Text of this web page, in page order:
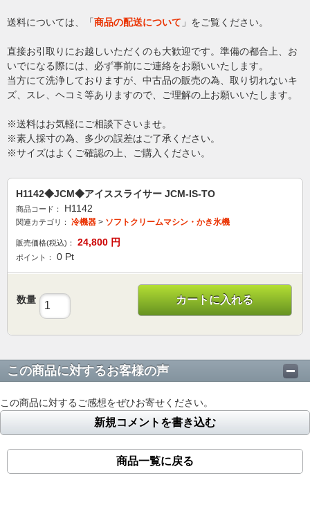
送料については、「商品の配送について 」をご覧ください。
直接お引取りにお越しいただくのも大歓迎です。準備の都合上、お
いでになる際には、必ず事前にご連絡をお願いいたします。
当方にて洗浄しておりますが、中古品の販売の為、取り切れないキ
ズ、スレ、ヘコミ等ありますので、ご理解の上お願いいたします。
※送料はお気軽にご相談下さいませ。
※素人採寸の為、多少の誤差はご了承ください。
※サイズはよくご確認の上、ご購入ください。
H1142◆JCM◆アイススライサー JCM-IS-TO
商品コード： H1142
関連カテゴリ： 冷機器 > ソフトクリームマシン・かき氷機
販売価格(税込)： 24,800 円
ポイント： 0 Pt
数量 カートに入れる
この商品に対するお客様の声
この商品に対するご感想をぜひお寄せください。
新規コメントを書き込む
商品一覧に戻る